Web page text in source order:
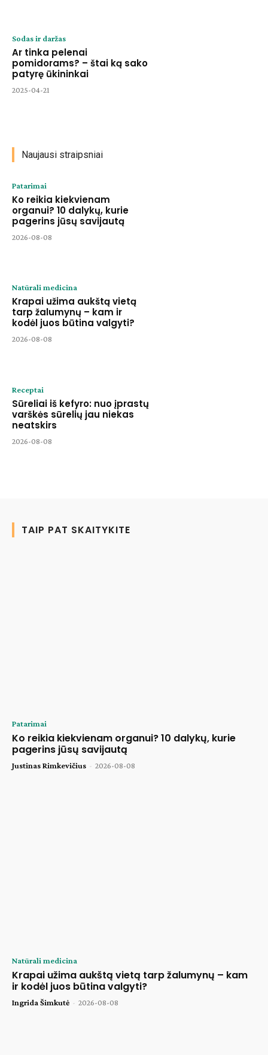
Sodas ir daržas
Ar tinka pelenai
pomidorams? – štai ką sako
patyrę ūkininkai
2025-04-21
Naujausi straipsniai
Patarimai
Ko reikia kiekvienam
organui? 10 dalykų, kurie
pagerins jūsų savijautą
2026-08-08
Natūrali medicina
Krapai užima aukštą vietą
tarp žalumynų – kam ir
kodėl juos būtina valgyti?
2026-08-08
Receptai
Sūreliai iš kefyro: nuo įprastų
varškės sūrelių jau niekas
neatskirs
2026-08-08
TAIP PAT SKAITYKITE
Patarimai
Ko reikia kiekvienam organui? 10 dalykų, kurie
pagerins jūsų savijautą
Justinas Rimkevičius - 2026-08-08
Natūrali medicina
Krapai užima aukštą vietą tarp žalumynų – kam
ir kodėl juos būtina valgyti?
Ingrida Šimkutė - 2026-08-08